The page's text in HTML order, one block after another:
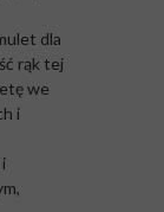
dla
rąk tej
we
i